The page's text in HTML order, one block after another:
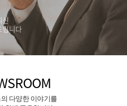
립니다
다양한 이야기를